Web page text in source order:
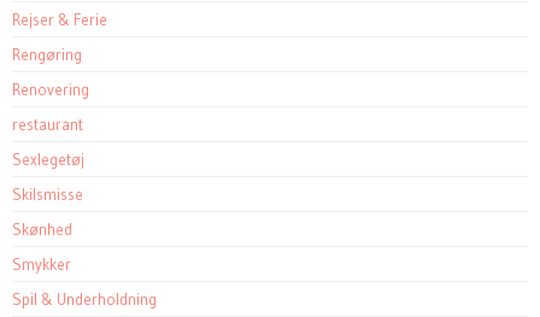
Rejser & Ferie
Rengøring
Renovering
restaurant
Sexlegetøj
Skilsmisse
Skønhed
Smykker
Spil & Underholdning